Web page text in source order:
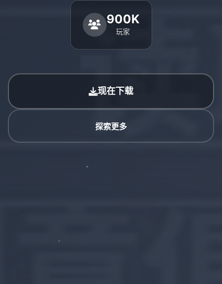
900K
玩家
现在下载
探索更多